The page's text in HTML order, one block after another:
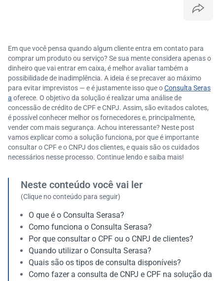
Em que você pensa quando algum cliente entra em contato para
comprar um produto ou serviço? Se sua mente considera apenas o
dinheiro que vai entrar em caixa, é melhor avaliar também a
possibilidade de inadimplência. A ideia é se precaver ao máximo
para evitar imprevistos — e é justamente isso que oConsulta Seras
a oferece. O objetivo da solução é realizar uma análise de
concessão de crédito de CPF e CNPJ. Assim, são evitados calotes,
é possível conhecer melhor os fornecedores e, principalmente,
vender com mais segurança. Achou interessante? Neste post
vamos explicar como a solução funciona, por que é importante
consultar o CPF e o CNPJ dos clientes, e quais são os cuidados
necessários nesse processo. Continue lendo e saiba mais!
Neste conteúdo você vai ler
(Clique no conteúdo para seguir)
O que é o Consulta Serasa?
Como funciona o Consulta Serasa?
Por que consultar o CPF ou o CNPJ de clientes?
Quando utilizar o Consulta Serasa?
Quais são os tipos de consulta disponíveis?
Como fazer a consulta de CNPJ e CPF na solução da